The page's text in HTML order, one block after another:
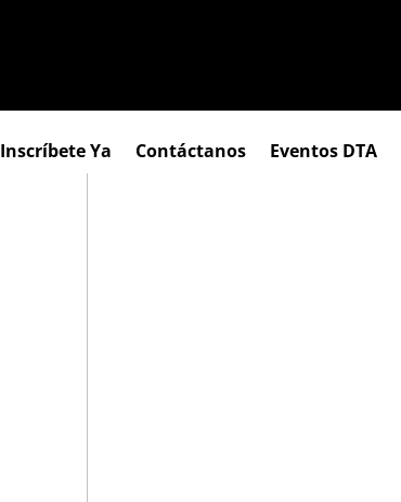
Inscríbete Ya Contáctanos Eventos DTA